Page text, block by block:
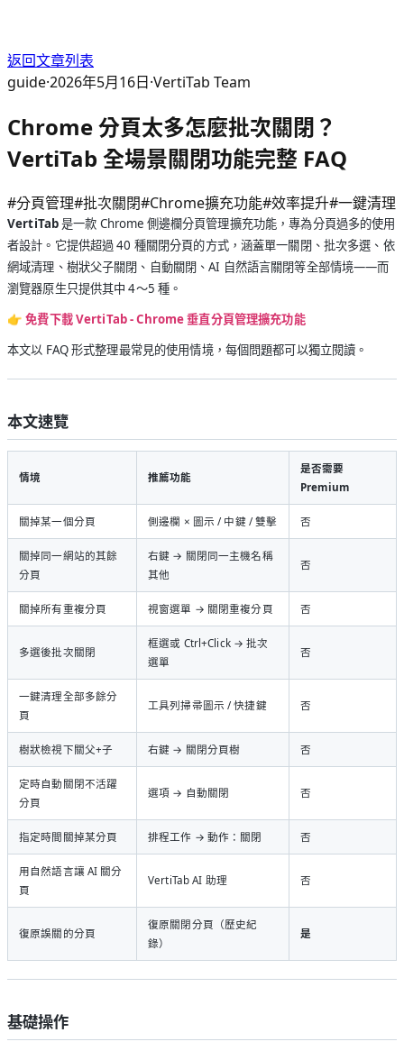
返回文章列表
guide·2026年5月16日·VertiTab Team
Chrome 分頁太多怎麼批次關閉？
VertiTab 全場景關閉功能完整 FAQ
#分頁管理#批次關閉#Chrome擴充功能#效率提升#一鍵清理
VertiTab是一款 Chrome 側邊欄分頁管理擴充功能，專為分頁過多的使用
者設計。它提供超過 40 種關閉分頁的方式，涵蓋單一關閉、批次多選、依
網域清理、樹狀父子關閉、自動關閉、AI 自然語言關閉等全部情境——而
瀏覽器原生只提供其中 4～5 種。
👉免費下載 VertiTab - Chrome 垂直分頁管理擴充功能
本文以 FAQ 形式整理最常見的使用情境，每個問題都可以獨立閱讀。
本文速覽
情境 推薦功能
是否需要
Premium
關掉某一個分頁 側邊欄 × 圖示 / 中鍵 / 雙擊 否
關掉同一網站的其餘
分頁
右鍵 → 關閉同一主機名稱
其他
否
關掉所有重複分頁 視窗選單 → 關閉重複分頁 否
多選後批次關閉
框選或 Ctrl+Click → 批次
選單
否
一鍵清理全部多餘分
頁
工具列掃帚圖示 / 快捷鍵 否
樹狀檢視下關父+子 右鍵 → 關閉分頁樹 否
定時自動關閉不活躍
分頁
選項 → 自動關閉 否
指定時間關掉某分頁 排程工作 → 動作：關閉 否
用自然語言讓 AI 關分
頁
VertiTab AI 助理 否
復原誤關的分頁
復原關閉分頁（歷史紀
錄）
是
基礎操作